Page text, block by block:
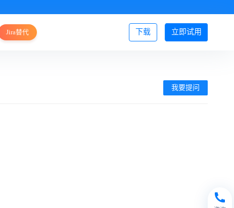
立即试用
下载
Jira替代 登录/注册
我要提问